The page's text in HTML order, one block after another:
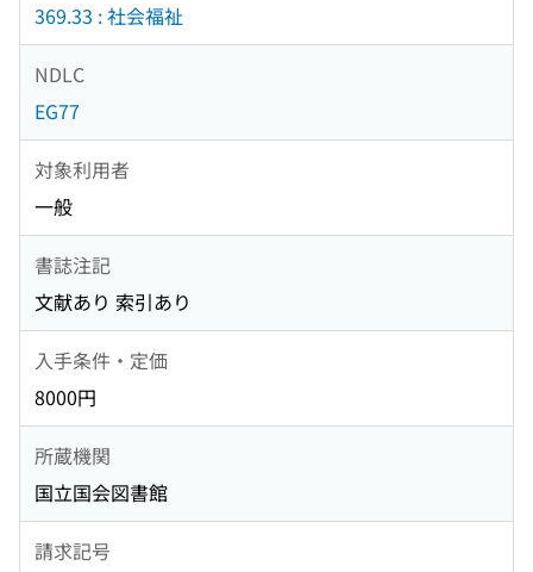
369.33 : 社会福祉
NDLC
EG77
対象利用者
一般
書誌注記
文献あり 索引あり
入手条件・定価
8000円
所蔵機関
国立国会図書館
請求記号